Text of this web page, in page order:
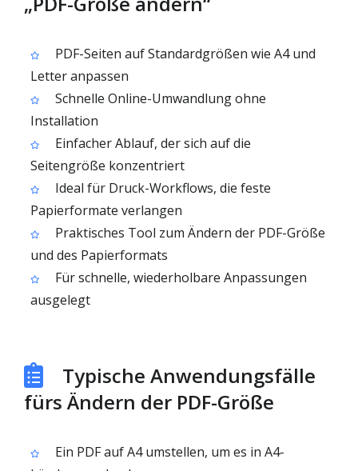
PDF-Seiten auf Standardgrößen wie A4 und
Letter anpassen
Schnelle Online-Umwandlung ohne
Installation
Einfacher Ablauf, der sich auf die
Seitengröße konzentriert
Ideal für Druck-Workflows, die feste
Papierformate verlangen
Praktisches Tool zum Ändern der PDF-Größe
und des Papierformats
Für schnelle, wiederholbare Anpassungen
ausgelegt
Typische Anwendungsfälle
fürs Ändern der PDF-Größe
Ein PDF auf A4 umstellen, um es in A4-